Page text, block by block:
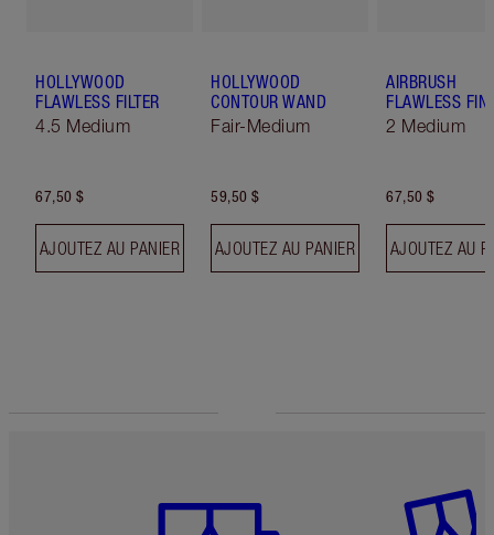
HOLLYWOOD
FLAWLESS FILTER
4.5 Medium
67,50 $
AJOUTEZ AU PANIER
HOLLYWOOD
CONTOUR WAND
Fair-Medium
59,50 $
AJOUTEZ AU PANIER
AIRBRUSH
FLAWLESS
2 Medium
67,50 $
AJOUTEZ AU